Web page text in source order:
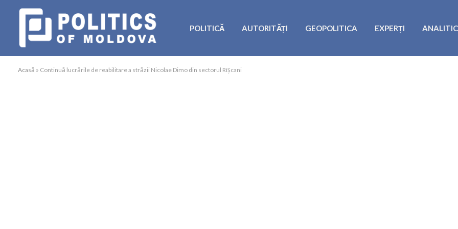
POLITICĂ AUTORITĂȚI GEOPOLITICA EXPERȚI
Acasă » Continuă lucrările de reabilitare a străzii Nicolae Dimo din sectorul Rîşcani